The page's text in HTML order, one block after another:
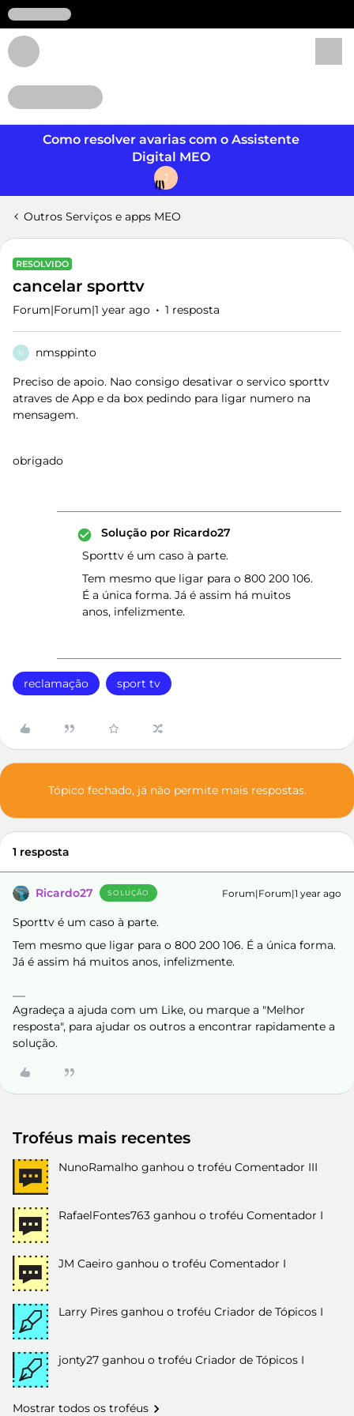
Como resolver avarias com o Assistente
Digital MEO
J
Outros Serviços e apps MEO
RESOLVIDO
cancelar sporttv
Forum|Forum|1 year ago 1 resposta
N nmsppinto
Preciso de apoio. Nao consigo desativar o servico sporttv
atraves de App e da box pedindo para ligar numero na
mensagem.
obrigado
Solução por Ricardo27
Sporttv é um caso à parte.
Tem mesmo que ligar para o 800 200 106.
É a única forma. Já é assim há muitos
anos, infelizmente.
reclamação sport tv
Tópico fechado, já não permite mais respostas.
1 resposta
Ricardo27 SOLUÇÃO Forum|Forum|1 year ago
Sporttv é um caso à parte.
Tem mesmo que ligar para o 800 200 106. É a única forma.
Já é assim há muitos anos, infelizmente.
Agradeça a ajuda com um Like, ou marque a "Melhor
resposta", para ajudar os outros a encontrar rapidamente a
solução.
Troféus mais recentes
NunoRamalho ganhou o troféu Comentador III
RafaelFontes763 ganhou o troféu Comentador I
JM Caeiro ganhou o troféu Comentador I
Larry Pires ganhou o troféu Criador de Tópicos I
jonty27 ganhou o troféu Criador de Tópicos I
Mostrar todos os troféus